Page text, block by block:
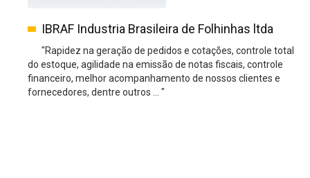
IBRAF Industria Brasileira de Folhinhas ltda
"Rapidez na geração de pedidos e cotações, controle total
do estoque, agilidade na emissão de notas fiscais, controle
financeiro, melhor acompanhamento de nossos clientes e
fornecedores, dentre outros ... "